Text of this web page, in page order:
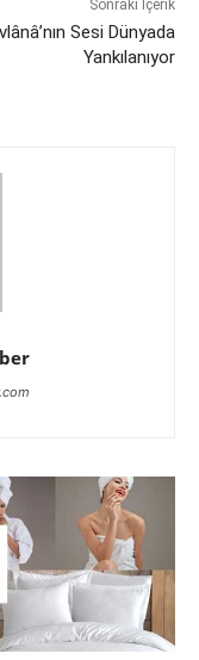
Sonraki İçerik
Sesi Dünyada
Yankılanıyor